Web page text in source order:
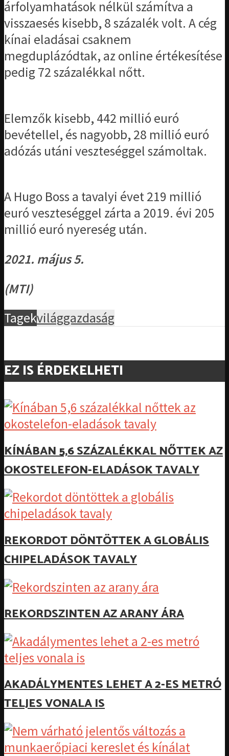
árfolyamhatások nélkül számítva a
visszaesés kisebb, 8 százalék volt. A cég
kínai eladásai csaknem
megduplázódtak, az online értékesítése
pedig 72 százalékkal nőtt.
Elemzők kisebb, 442 millió euró
bevétellel, és nagyobb, 28 millió euró
adózás utáni veszteséggel számoltak.
A Hugo Boss a tavalyi évet 219 millió
euró veszteséggel zárta a 2019. évi 205
millió euró nyereség után.
2021. május 5.
(MTI)
Tagekvilággazdaság
EZ IS ÉRDEKELHETI
KÍNÁBAN 5,6 SZÁZALÉKKAL NŐTTEK AZ
OKOSTELEFON-ELADÁSOK TAVALY
REKORDOT DÖNTÖTTEK A GLOBÁLIS
CHIPELADÁSOK TAVALY
REKORDSZINTEN AZ ARANY ÁRA
AKADÁLYMENTES LEHET A 2-ES METRÓ
TELJES VONALA IS